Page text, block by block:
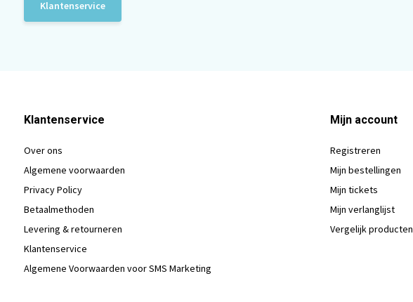
Klantenservice
Klantenservice
Over ons
Algemene voorwaarden
Privacy Policy
Betaalmethoden
Levering & retourneren
Klantenservice
Algemene Voorwaarden voor SMS Marketing
Mijn account
Registreren
Mijn bestellingen
Mijn tickets
Mijn verlanglijst
Vergelijk producten